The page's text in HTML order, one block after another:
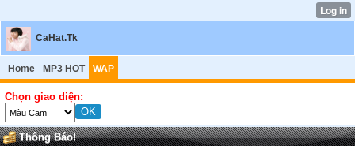
CaHat.Tk
Home MP3 HOT WAP
Chọn giao diện:
Thông Báo!